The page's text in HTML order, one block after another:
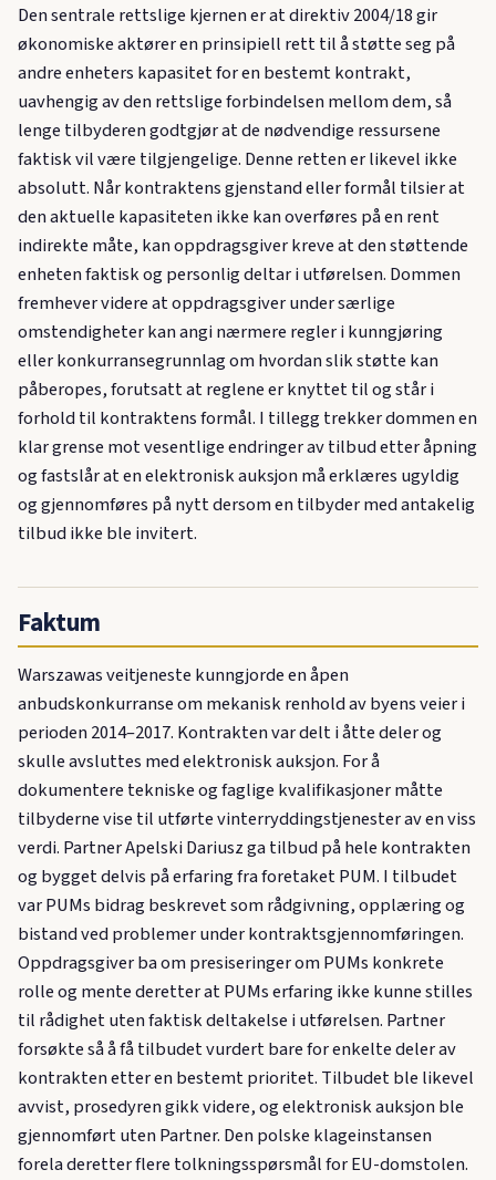
Den sentrale rettslige kjernen er at direktiv 2004/18 gir
økonomiske aktører en prinsipiell rett til å støtte seg på
andre enheters kapasitet for en bestemt kontrakt,
uavhengig av den rettslige forbindelsen mellom dem, så
lenge tilbyderen godtgjør at de nødvendige ressursene
faktisk vil være tilgjengelige. Denne retten er likevel ikke
absolutt. Når kontraktens gjenstand eller formål tilsier at
den aktuelle kapasiteten ikke kan overføres på en rent
indirekte måte, kan oppdragsgiver kreve at den støttende
enheten faktisk og personlig deltar i utførelsen. Dommen
fremhever videre at oppdragsgiver under særlige
omstendigheter kan angi nærmere regler i kunngjøring
eller konkurransegrunnlag om hvordan slik støtte kan
påberopes, forutsatt at reglene er knyttet til og står i
forhold til kontraktens formål. I tillegg trekker dommen en
klar grense mot vesentlige endringer av tilbud etter åpning
og fastslår at en elektronisk auksjon må erklæres ugyldig
og gjennomføres på nytt dersom en tilbyder med antakelig
tilbud ikke ble invitert.
Faktum
Warszawas veitjeneste kunngjorde en åpen
anbudskonkurranse om mekanisk renhold av byens veier i
perioden 2014–2017. Kontrakten var delt i åtte deler og
skulle avsluttes med elektronisk auksjon. For å
dokumentere tekniske og faglige kvalifikasjoner måtte
tilbyderne vise til utførte vinterryddingstjenester av en viss
verdi. Partner Apelski Dariusz ga tilbud på hele kontrakten
og bygget delvis på erfaring fra foretaket PUM. I tilbudet
var PUMs bidrag beskrevet som rådgivning, opplæring og
bistand ved problemer under kontraktsgjennomføringen.
Oppdragsgiver ba om presiseringer om PUMs konkrete
rolle og mente deretter at PUMs erfaring ikke kunne stilles
til rådighet uten faktisk deltakelse i utførelsen. Partner
forsøkte så å få tilbudet vurdert bare for enkelte deler av
kontrakten etter en bestemt prioritet. Tilbudet ble likevel
avvist, prosedyren gikk videre, og elektronisk auksjon ble
gjennomført uten Partner. Den polske klageinstansen
forela deretter flere tolkningsspørsmål for EU-domstolen.